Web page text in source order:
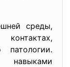
среды,
патологии.